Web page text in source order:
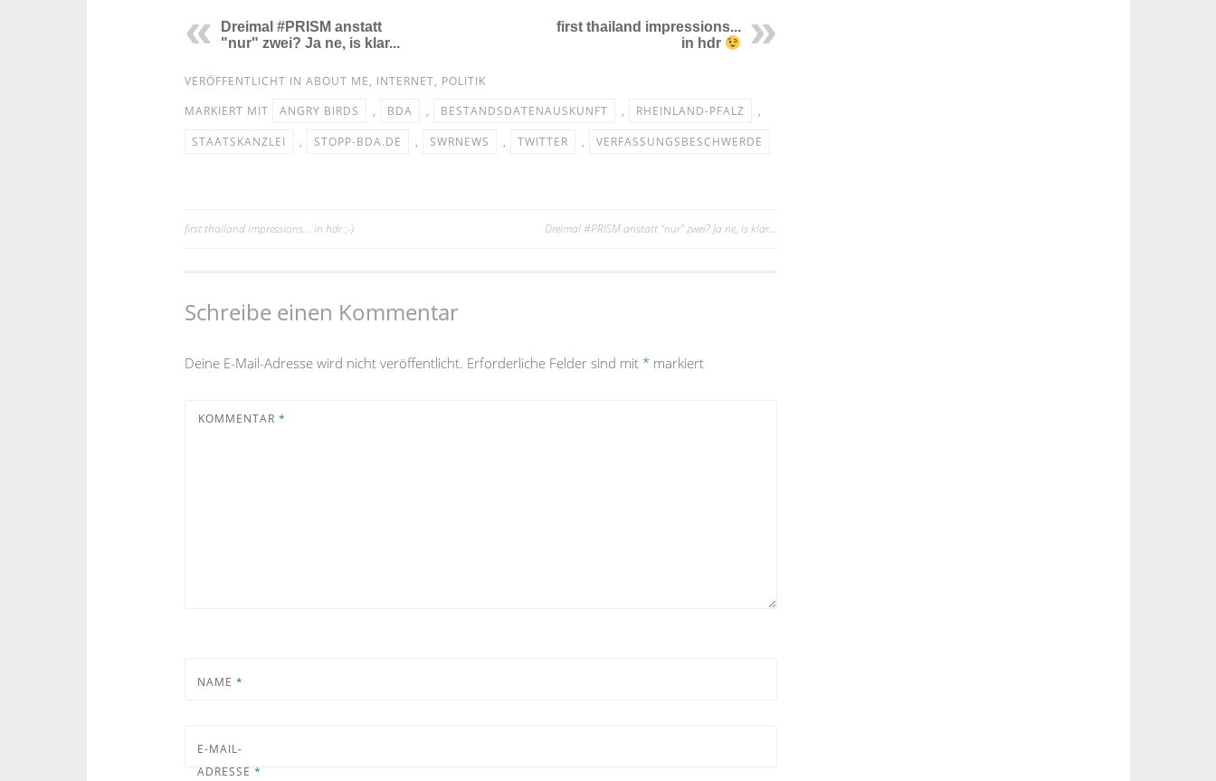
Dreimal #PRISM anstatt
"nur" zwei? Ja ne, is klar...
first thailand impressions...
in hdr
VERÖFFENTLICHT IN ABOUT ME, INTERNET, POLITIK
MARKIERT MIT
ANGRY BIRDS , BDA , BESTANDSDATENAUSKUNFT , RHEINLAND-PFALZ
,
STAATSKANZLEI
, STOPP-BDA.DE , SWRNEWS , TWITTER , VERFASSUNGSBESCHWERDE
Beitragsnavigation
first thailand impressions… in hdr ;-) Dreimal #PRISM anstatt “nur” zwei? Ja ne, is klar…
Schreibe einen Kommentar
Deine E-Mail-Adresse wird nicht veröffentlicht. Erforderliche Felder sind mit *markiert
KOMMENTAR *
NAME *
E-MAIL-
ADRESSE *